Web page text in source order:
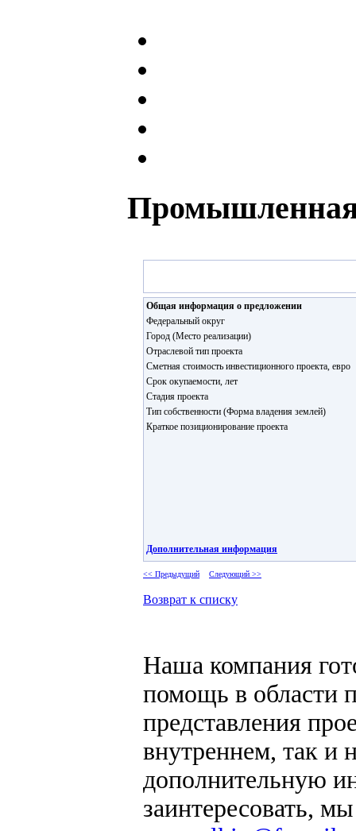
Промышленная
Общая информация о предложении
Федеральный округ
Город (Место реализации)
Отраслевой тип проекта
Сметная стоимость инвестиционного проекта, евро
Срок окупаемости, лет
Стадия проекта
Тип собственности (Форма владения землей)
Краткое позиционирование проекта
Дополнительная информация
<< Предыдущий Следующий >>
Возврат к списку
Наша компания
помощь в области
представления
внутреннем, так
дополнительную
заинтересовать,